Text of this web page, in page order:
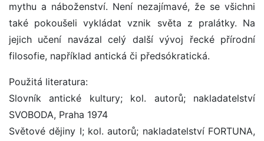
mythu a náboženství. Není nezajímavé, že se všichni
také pokoušeli vykládat vznik světa z pralátky. Na
jejich učení navázal celý další vývoj řecké přírodní
filosofie, například antická či předsókratická.
Použitá literatura:
Slovník antické kultury; kol. autorů; nakladatelství
SVOBODA, Praha 1974
Světové dějiny I; kol. autorů; nakladatelství FORTUNA,